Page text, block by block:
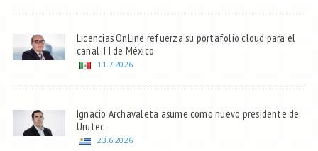
Licencias OnLine refuerza su portafolio cloud para el
canal TI de México
11.7.2026
Ignacio Archavaleta asume como nuevo presidente de
Urutec
23.6.2026